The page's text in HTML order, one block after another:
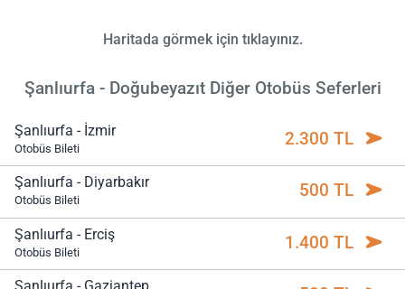
Haritada görmek için tıklayınız.
Şanlıurfa - Doğubeyazıt Diğer Otobüs Seferleri
Şanlıurfa - İzmir
Otobüs Bileti 2.300 TL
Şanlıurfa - Diyarbakır
Otobüs Bileti 500 TL
Şanlıurfa - Erciş
Otobüs Bileti 1.400 TL